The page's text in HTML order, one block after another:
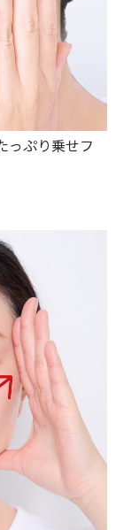
っぷり乗せフ